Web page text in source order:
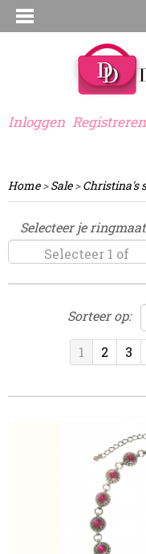
Inloggen Registreren
Home>Sale>Christina's
Selecteer je
Selecteer 1 of
Sorteer op:
1 2 3